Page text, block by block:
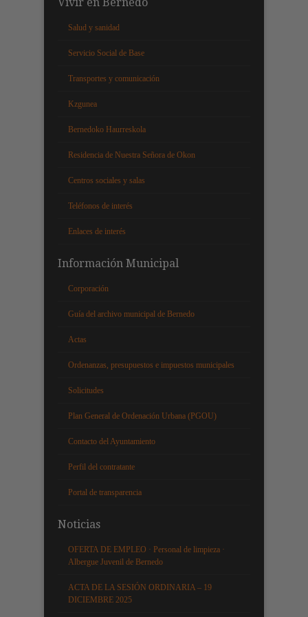
Salud y sanidad
Servicio Social de Base
Transportes y comunicación
Kzgunea
Bernedoko Haurreskola
Residencia de Nuestra Señora de Okon
Centros sociales y salas
Teléfonos de interés
Enlaces de interés
Información Municipal
Corporación
Guía del archivo municipal de Bernedo
Actas
Ordenanzas, presupuestos e impuestos municipales
Solicitudes
Plan General de Ordenación Urbana (PGOU)
Contacto del Ayuntamiento
Perfil del contratante
Portal de transparencia
Noticias
OFERTA DE EMPLEO · Personal de limpieza ·
Albergue Juvenil de Bernedo
ACTA DE LA SESIÓN ORDINARIA – 19
DICIEMBRE 2025